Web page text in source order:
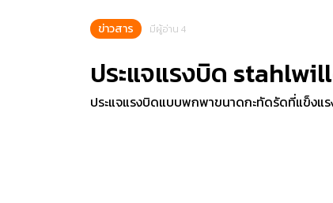
มีดคัตเ
เครื่อง
(Tools
ข่าวสาร มีผู้อ่าน 4
ประแจแรงบิด
ประแจแรงบิดแบบพกพาขนาดกะทัดรัดที่แข็งแ